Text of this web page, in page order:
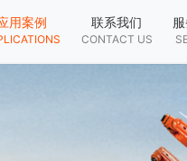
用案例 联系我们
CONTACT US